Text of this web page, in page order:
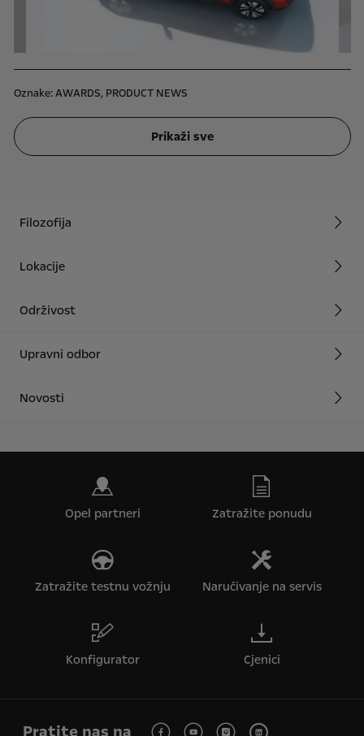
Oznake:AWARDS, PRODUCT NEWS
Prikaži sve
Filozofija
Lokacije
Održivost
Upravni odbor
Novosti
Opel partneri Zatražite ponudu
Zatražite testnu vožnju Naručivanje na servis
Konfigurator Cjenici